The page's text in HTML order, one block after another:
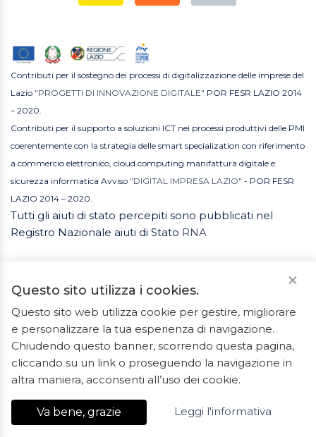
Contributi per il sostegno dei processi di digitalizzazione delle imprese del
Lazio "PROGETTI DI INNOVAZIONE DIGITALE" POR FESR LAZIO 2014
– 2020.
Contributi per il supporto a soluzioni ICT nei processi produttivi delle PMI
coerentemente con la strategia delle smart specialization con riferimento
a commercio elettronico, cloud computing manifattura digitale e
sicurezza informatica Avviso "DIGITAL IMPRESA LAZIO" - POR FESR
LAZIO 2014 – 2020.
Tutti gli aiuti di stato percepiti sono pubblicati nel
Registro Nazionale aiuti di Stato RNA
2023 © Tutti i diritti riservati. ArredoBagno.shop è un
marchio registrato.
Ceramiche Marrocco - Via Ponte Gagliardo 34 - 04022
Export Digitale| E-commerce Business Suite
Questo sito utilizza i cookies.
Questo sito web utilizza cookie per gestire, migliorare
e personalizzare la tua esperienza di navigazione.
Chiudendo questo banner, scorrendo questa pagina,
cliccando su un link o proseguendo la navigazione in
altra maniera, acconsenti all’uso dei cookie.
Va bene, grazie Leggi l'informativa